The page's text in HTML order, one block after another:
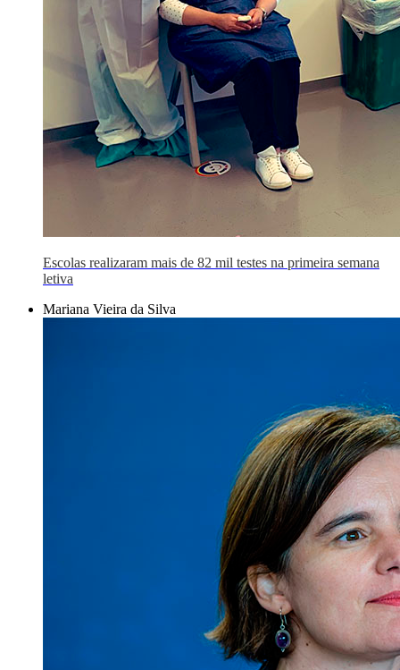
Escolas realizaram mais de 82 mil testes na primeira semana
letiva
Mariana Vieira da Silva